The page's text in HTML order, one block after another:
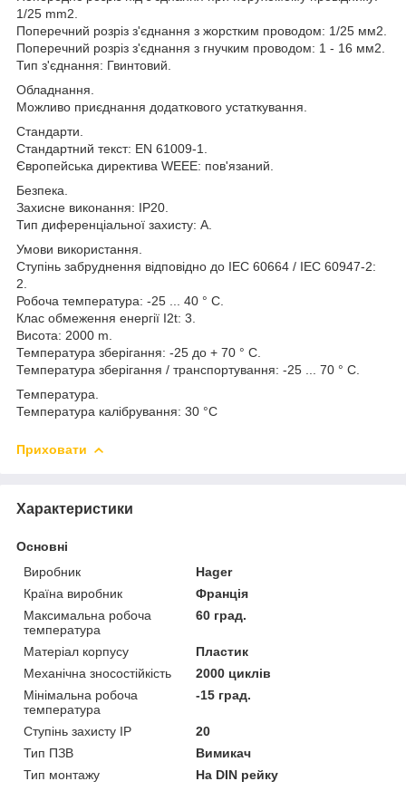
1/25 mm2.
Поперечний розріз з'єднання з жорстким проводом: 1/25 мм2.
Поперечний розріз з'єднання з гнучким проводом: 1 - 16 мм2.
Тип з'єднання: Гвинтовий.
Обладнання.
Можливо приєднання додаткового устаткування.
Стандарти.
Стандартний текст: EN 61009-1.
Європейська директива WEEE: пов'язаний.
Безпека.
Захисне виконання: IP20.
Тип диференціальної захисту: A.
Умови використання.
Ступінь забруднення відповідно до IEC 60664 / IEC 60947-2:
2.
Робоча температура: -25 ... 40 ° C.
Клас обмеження енергії I2t: 3.
Висота: 2000 m.
Температура зберігання: -25 до + 70 ° C.
Температура зберігання / транспортування: -25 ... 70 ° C.
Температура.
Температура калібрування: 30 °C
Приховати
Характеристики
Основні
Виробник
Hager
Країна виробник
Франція
Максимальна робоча
температура
60 град.
Матеріал корпусу
Пластик
Механічна зносостійкість
2000 циклів
Мінімальна робоча
температура
-15 град.
Ступінь захисту IP
20
Тип ПЗВ
Вимикач
Тип монтажу
На DIN рейку